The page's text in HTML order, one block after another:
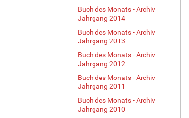
Buch des Monats - Archiv
Jahrgang 2014
Buch des Monats - Archiv
Jahrgang 2013
Buch des Monats - Archiv
Jahrgang 2012
Buch des Monats - Archiv
Jahrgang 2011
Buch des Monats - Archiv
Jahrgang 2010